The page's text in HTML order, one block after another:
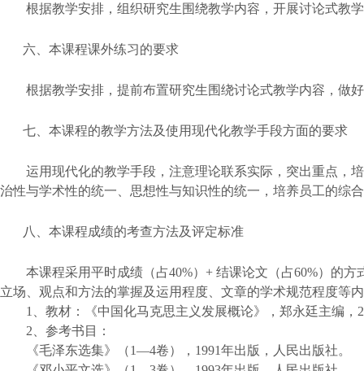
根据教学安排，组织研究生围绕教学内容，开展讨论式教
六、本课程课外练习的要求
根据教学安排，提前布置研究生围绕讨论式教学内容，做
七、本课程的教学方法及使用现代化教学手段方面的要求
运用现代化的教学手段，注意理论联系实际，突出重点，
治性与学术性的统一、思想性与知识性的统一，培养员工的综
八、本课程成绩的考查方法及评定标准
本课程采用平时成绩（占40%） + 结课论文（占60%）的方
立场、观点和方法的掌握及运用程度、文章的学术规范程度等
1、教材：《中国化马克思主义发展概论》，郑永廷主编，
2、参考书目：
《毛泽东选集》（1—4卷）， 1991年出版，人民出版社。